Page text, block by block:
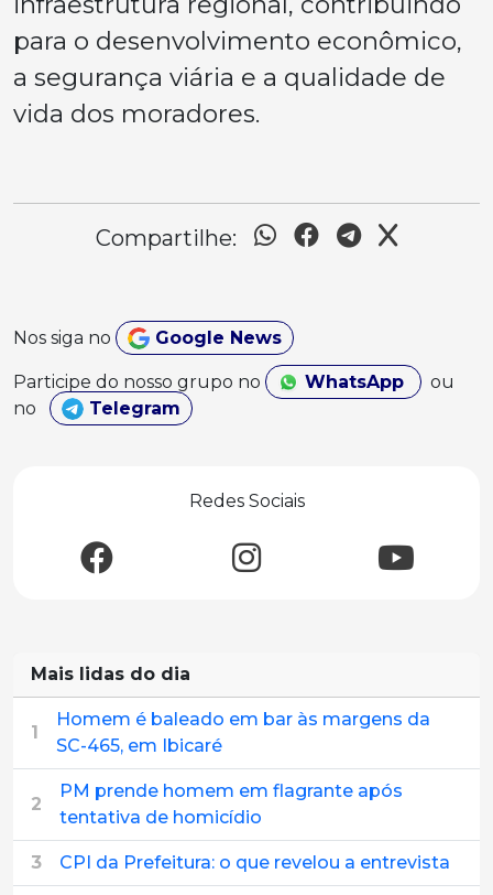
para o desenvolvimento econômico,
a segurança viária e a qualidade de
vida dos moradores.
Compartilhe:
Nos siga no Google News
Participe do nosso grupo no WhatsApp
ou
no
Telegram
Redes Sociais
Mais lidas do dia
1
Homem é baleado em bar às margens da
SC-465, em Ibicaré
2
PM prende homem em flagrante após
tentativa de homicídio
3 CPI da Prefeitura: o que revelou a entrevista